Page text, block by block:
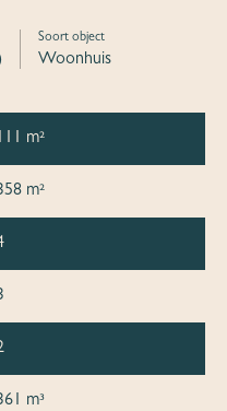
Soort object
Woonhuis
111 m²
m²
m³